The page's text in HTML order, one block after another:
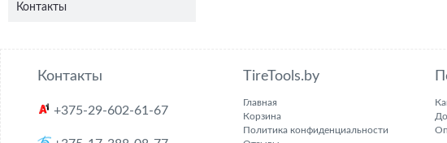
Контакты
Контакты
+375-29-602-61-67
TireTools.by
Главная
Корзина
Политика конфиденциальности